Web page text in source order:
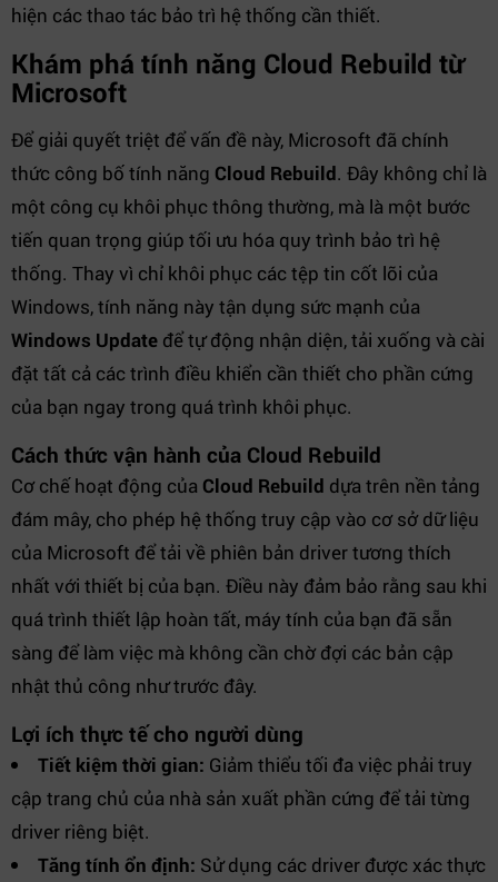
hiện các thao tác bảo trì hệ thống cần thiết.
Khám phá tính năng Cloud Rebuild từ
Microsoft
Để giải quyết triệt để vấn đề này, Microsoft đã chính
thức công bố tính năng Cloud Rebuild. Đây không chỉ là
một công cụ khôi phục thông thường, mà là một bước
tiến quan trọng giúp tối ưu hóa quy trình bảo trì hệ
thống. Thay vì chỉ khôi phục các tệp tin cốt lõi của
Windows, tính năng này tận dụng sức mạnh của
Windows Update để tự động nhận diện, tải xuống và cài
đặt tất cả các trình điều khiển cần thiết cho phần cứng
của bạn ngay trong quá trình khôi phục.
Cách thức vận hành của Cloud Rebuild
Cơ chế hoạt động của Cloud Rebuild dựa trên nền tảng
đám mây, cho phép hệ thống truy cập vào cơ sở dữ liệu
của Microsoft để tải về phiên bản driver tương thích
nhất với thiết bị của bạn. Điều này đảm bảo rằng sau khi
quá trình thiết lập hoàn tất, máy tính của bạn đã sẵn
sàng để làm việc mà không cần chờ đợi các bản cập
nhật thủ công như trước đây.
Lợi ích thực tế cho người dùng
Tiết kiệm thời gian: Giảm thiểu tối đa việc phải truy
cập trang chủ của nhà sản xuất phần cứng để tải từng
driver riêng biệt.
Tăng tính ổn định: Sử dụng các driver được xác thực